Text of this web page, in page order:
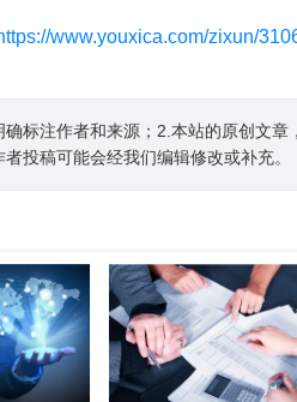
www.youxica.com/zixun/
标注作者和来源；2.本站的原创文
投稿可能会经我们编辑修改或补充。